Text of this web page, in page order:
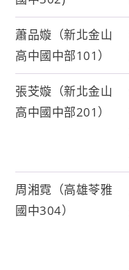
蕭品嫙（新北金山
高中國中部101）
張芠嫙（新北金山
高中國中部201）
周湘霓（高雄苓雅
國中304）